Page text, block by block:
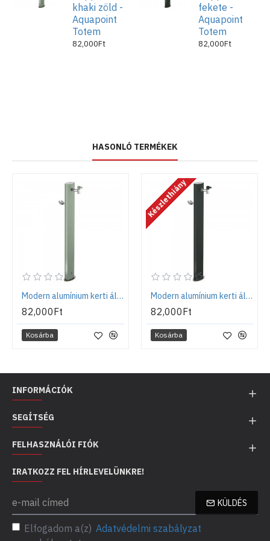
A csomag tartalma: alumínium kerti kút, 1 db. csaptelep,
tömlőakasztó, flexibilis tápvezeték (½ colos külső-menetes bekötésű).
khaki zöld -
Aquapoint
Totem
82,000Ft
fekete -
Aquapoint
Totem
82,000Ft
HASONLÓ TERMÉKEK
Modern alumínium kerti állókút talppal, khaki zöld - Aquapoint Totem
82,000Ft
Kosárba
Készlethiány
Modern alumínium kerti állókút talppal, fekete - Aquapoint Totem
82,000Ft
Kosárba
INFORMÁCIÓK
SEGÍTSÉG
FELHASZNÁLÓI FIÓK
IRATKOZZ FEL HÍRLEVELÜNKRE!
KÜLDÉS
Elfogadom a(z) Adatvédelmi szabályzat